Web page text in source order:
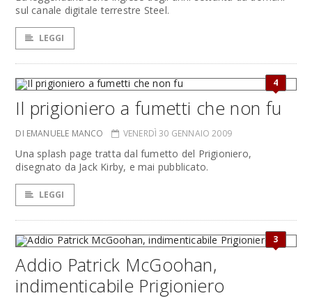
sul canale digitale terrestre Steel.
LEGGI
4
Il prigioniero a fumetti che non fu
DI EMANUELE MANCO VENERDÌ 30 GENNAIO 2009
Una splash page tratta dal fumetto del Prigioniero,
disegnato da Jack Kirby, e mai pubblicato.
LEGGI
3
Addio Patrick McGoohan,
indimenticabile Prigioniero